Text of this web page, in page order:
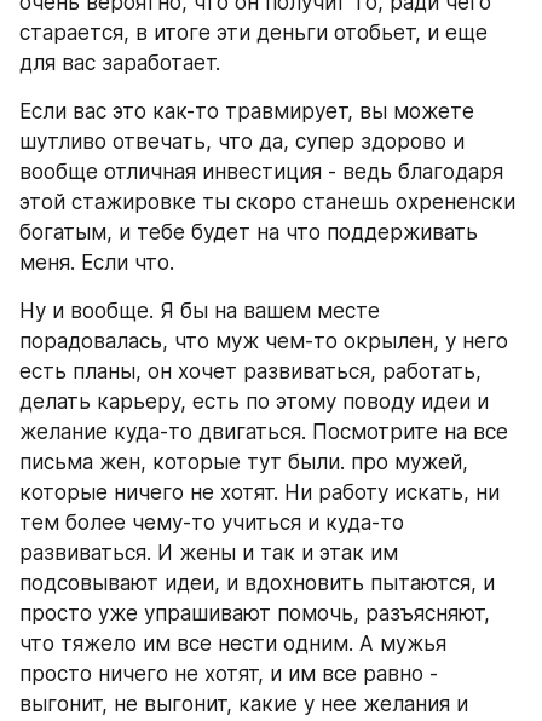
старается, в итоге эти деньги отобьет, и еще
для вас заработает.
Если вас это как-то травмирует, вы можете
шутливо отвечать, что да, супер здорово и
вообще отличная инвестиция - ведь благодаря
этой стажировке ты скоро станешь охрененски
богатым, и тебе будет на что поддерживать
меня. Если что.
Ну и вообще. Я бы на вашем месте
порадовалась, что муж чем-то окрылен, у него
есть планы, он хочет развиваться, работать,
делать карьеру, есть по этому поводу идеи и
желание куда-то двигаться. Посмотрите на все
письма жен, которые тут были. про мужей,
которые ничего не хотят. Ни работу искать, ни
тем более чему-то учиться и куда-то
развиваться. И жены и так и этак им
подсовывают идеи, и вдохновить пытаются, и
просто уже упрашивают помочь, разъясняют,
что тяжело им все нести одним. А мужья
просто ничего не хотят, и им все равно -
выгонит, не выгонит, какие у нее желания и